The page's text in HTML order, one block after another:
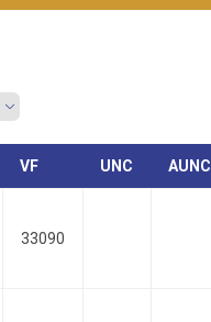
VF UNC AUNC
33090